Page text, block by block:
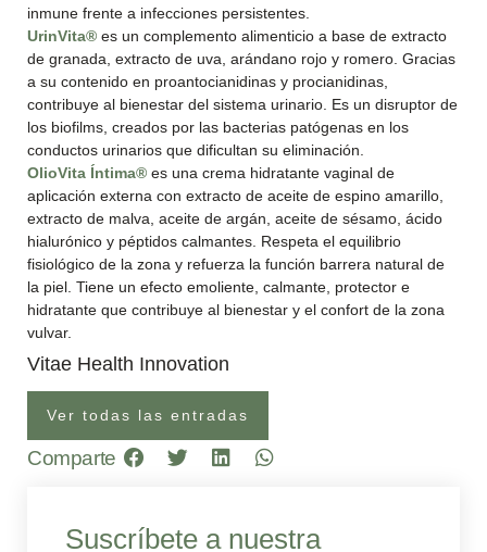
inmune frente a infecciones persistentes.
UrinVita® es un complemento alimenticio a base de extracto
de granada, extracto de uva, arándano rojo y romero. Gracias
a su contenido en proantocianidinas y procianidinas,
contribuye al bienestar del sistema urinario. Es un disruptor de
los biofilms, creados por las bacterias patógenas en los
conductos urinarios que dificultan su eliminación.
OlioVita Íntima® es una crema hidratante vaginal de
aplicación externa con extracto de aceite de espino amarillo,
extracto de malva, aceite de argán, aceite de sésamo, ácido
hialurónico y péptidos calmantes. Respeta el equilibrio
fisiológico de la zona y refuerza la función barrera natural de
la piel. Tiene un efecto emoliente, calmante, protector e
hidratante que contribuye al bienestar y el confort de la zona
vulvar.
Vitae Health Innovation
Ver todas las entradas
Comparte
Suscríbete a nuestra